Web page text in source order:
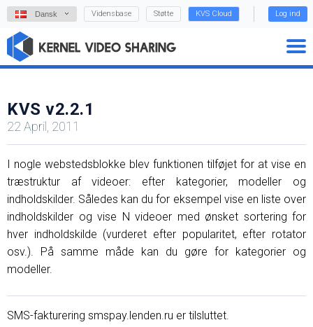
Dansk Vidensbase Støtte KVS Cloud Log ind
KVS v2.2.1
22 April, 2011
I nogle webstedsblokke blev funktionen tilføjet for at vise en
træstruktur af videoer: efter kategorier, modeller og
indholdskilder. Således kan du for eksempel vise en liste over
indholdskilder og vise N videoer med ønsket sortering for
hver indholdskilde (vurderet efter popularitet, efter rotator
osv.). På samme måde kan du gøre for kategorier og
modeller.
SMS-fakturering smspay.lenden.ru er tilsluttet.